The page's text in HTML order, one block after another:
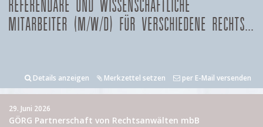
REFERENDARE UND WISSENSCHAFTLICHE
MITARBEITER (M/W/D) FÜR VERSCHIEDENE RECHTS...
Details anzeigen Merkzettel setzen per E-Mail versenden
29. Juni 2026
GÖRG Partnerschaft von Rechtsanwälten mbB